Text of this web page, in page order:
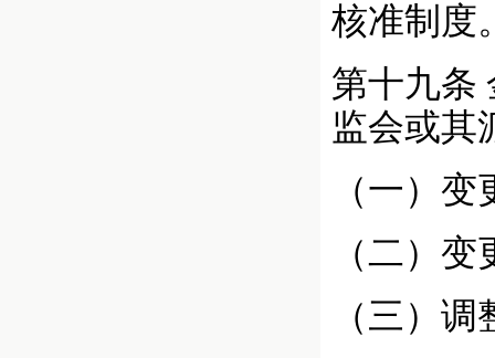
核准制度
第十九条
监会或其
（一）
（二）
（三）